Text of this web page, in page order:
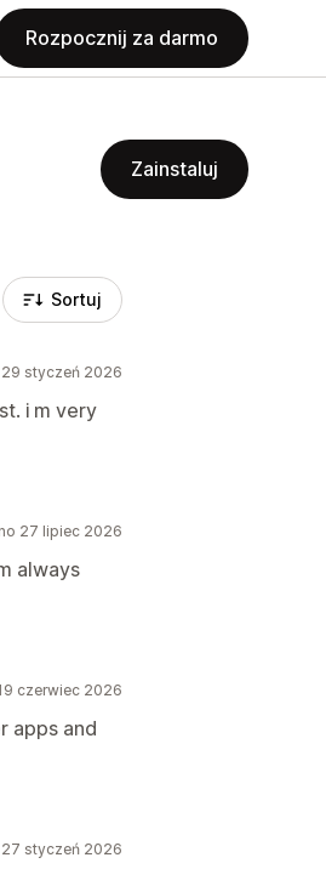
Rozpocznij za darmo
Zainstaluj
Sortuj
29 styczeń 2026
i m very
27 lipiec 2026
always
czerwiec 2026
apps and
27 styczeń 2026